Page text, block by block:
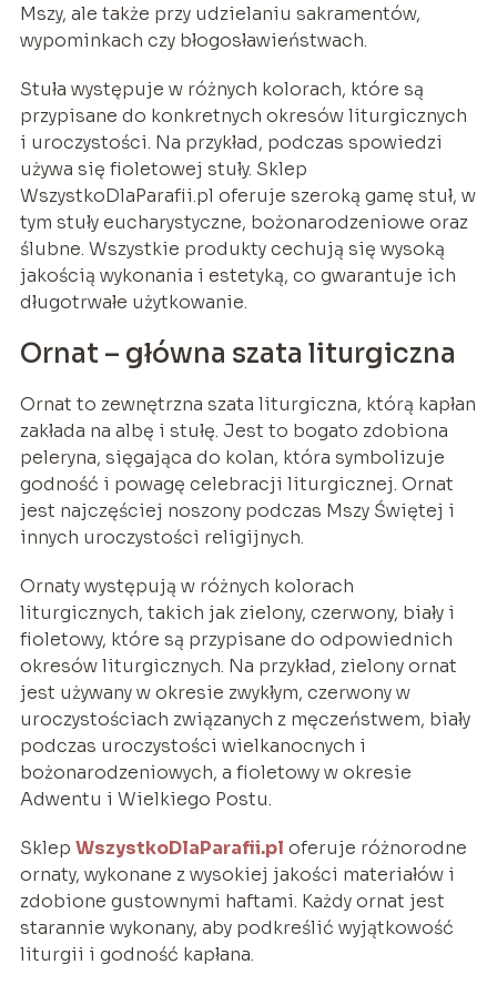
Mszy, ale także przy udzielaniu sakramentów,
wypominkach czy błogosławieństwach.
Stuła występuje w różnych kolorach, które są
przypisane do konkretnych okresów liturgicznych
i uroczystości. Na przykład, podczas spowiedzi
używa się fioletowej stuły. Sklep
WszystkoDlaParafii.pl oferuje szeroką gamę stuł, w
tym stuły eucharystyczne, bożonarodzeniowe oraz
ślubne. Wszystkie produkty cechują się wysoką
jakością wykonania i estetyką, co gwarantuje ich
długotrwałe użytkowanie.
Ornat – główna szata liturgiczna
Ornat to zewnętrzna szata liturgiczna, którą kapłan
zakłada na albę i stułę. Jest to bogato zdobiona
peleryna, sięgająca do kolan, która symbolizuje
godność i powagę celebracji liturgicznej. Ornat
jest najczęściej noszony podczas Mszy Świętej i
innych uroczystości religijnych.
Ornaty występują w różnych kolorach
liturgicznych, takich jak zielony, czerwony, biały i
fioletowy, które są przypisane do odpowiednich
okresów liturgicznych. Na przykład, zielony ornat
jest używany w okresie zwykłym, czerwony w
uroczystościach związanych z męczeństwem, biały
podczas uroczystości wielkanocnych i
bożonarodzeniowych, a fioletowy w okresie
Adwentu i Wielkiego Postu.
Sklep WszystkoDlaParafii.pl oferuje różnorodne
ornaty, wykonane z wysokiej jakości materiałów i
zdobione gustownymi haftami. Każdy ornat jest
starannie wykonany, aby podkreślić wyjątkowość
liturgii i godność kapłana.